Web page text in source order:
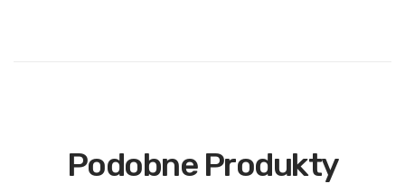
Podobne Produkty